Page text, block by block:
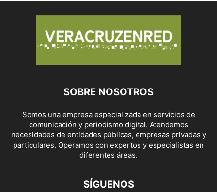
SOBRE NOSOTROS
Somos una empresa especializada en servicios de
comunicación y periodismo digital. Atendemos
necesidades de entidades públicas, empresas privadas y
particulares. Operamos con expertos y especialistas en
diferentes áreas.
SÍGUENOS